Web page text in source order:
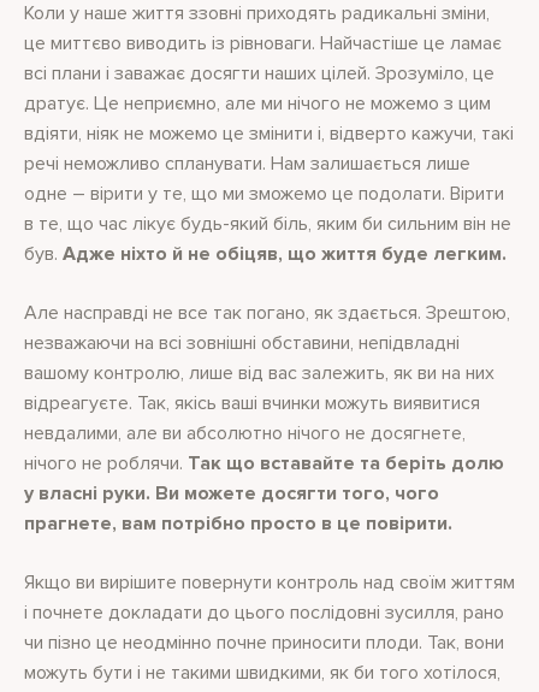
Коли у наше життя ззовні приходять радикальні зміни,
це миттєво виводить із рівноваги. Найчастіше це ламає
всі плани і заважає досягти наших цілей. Зрозуміло, це
дратує. Це неприємно, але ми нічого не можемо з цим
вдіяти, ніяк не можемо це змінити і, відверто кажучи, такі
речі неможливо спланувати. Нам залишається лише
одне – вірити у те, що ми зможемо це подолати. Вірити
в те, що час лікує будь-який біль, яким би сильним він не
був. Адже ніхто й не обіцяв, що життя буде легким.
Але насправді не все так погано, як здається. Зрештою,
незважаючи на всі зовнішні обставини, непідвладні
вашому контролю, лише від вас залежить, як ви на них
відреагуєте. Так, якісь ваші вчинки можуть виявитися
невдалими, але ви абсолютно нічого не досягнете,
нічого не роблячи. Так що вставайте та беріть долю
у власні руки. Ви можете досягти того, чого
прагнете, вам потрібно просто в це повірити.
Якщо ви вирішите повернути контроль над своїм життям
і почнете докладати до цього послідовні зусилля, рано
чи пізно це неодмінно почне приносити плоди. Так, вони
можуть бути і не такими швидкими, як би того хотілося,